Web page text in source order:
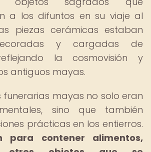
a los difuntos en su viaje al
piezas cerámicas estaban
y cargadas de
la cosmovisión y
antiguos mayas.
funerarias mayas no solo eran
sino que también
prácticas en los entierros.
para contener alimentos,